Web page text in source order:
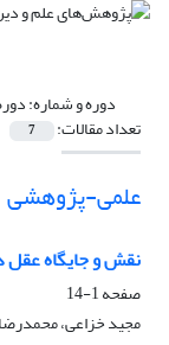
دوره و شماره:دوره 6، شماره 12، آذر
تعداد مقالات: 7
علمی-پژوهشی
نقش و جایگاه عقل
صفحه1-14
مجید خزاعی،